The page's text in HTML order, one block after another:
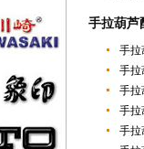
手拉葫芦
手拉
手拉
手拉
手拉
手拉